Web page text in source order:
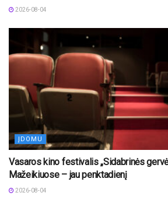
2026-08-04
ĮDOMU
Vasaros kino festivalis „Sidabrinės
Mažeikiuose – jau penktadienį
2026-08-04